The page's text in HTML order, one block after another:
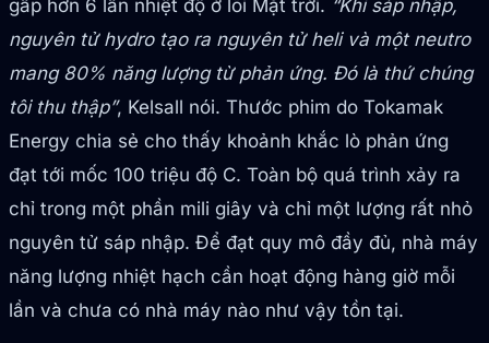
gấp hơn 6 lần nhiệt độ ở lõi Mặt trời. “Khi sáp nhập,
nguyên tử hydro tạo ra nguyên tử heli và một neutro
mang 80% năng lượng từ phản ứng. Đó là thứ chúng
tôi thu thập”, Kelsall nói. Thước phim do Tokamak
Energy chia sẻ cho thấy khoảnh khắc lò phản ứng
đạt tới mốc 100 triệu độ C. Toàn bộ quá trình xảy ra
chỉ trong một phần mili giây và chỉ một lượng rất nhỏ
nguyên tử sáp nhập. Để đạt quy mô đầy đủ, nhà máy
năng lượng nhiệt hạch cần hoạt động hàng giờ mỗi
lần và chưa có nhà máy nào như vậy tồn tại.